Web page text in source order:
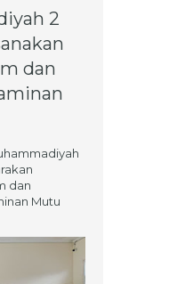
2
dan
dan
Mutu